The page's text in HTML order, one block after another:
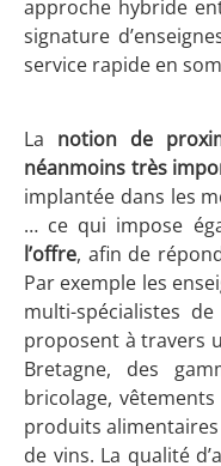
approche hybride
signature
service rapide en
La notion de
néanmoins très
implantée dans les
… ce qui impose
l’offre, afin de
Par exemple les
multi-spécialistes
proposent à travers
Bretagne, des
bricolage,
produits
de vins. La qualité